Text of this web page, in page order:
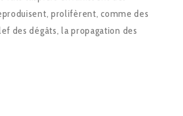
prolifèrent, comme des
des dégâts, la propagation des